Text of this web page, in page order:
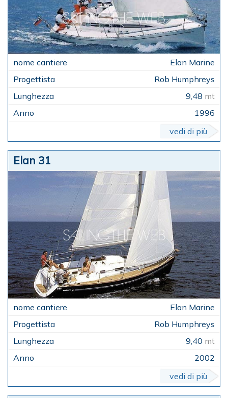
Elan Marine
Rob Humphreys
9,48 mt
1996
vedi di più
Elan 31
Elan Marine
Rob Humphreys
9,40 mt
2002
vedi di più